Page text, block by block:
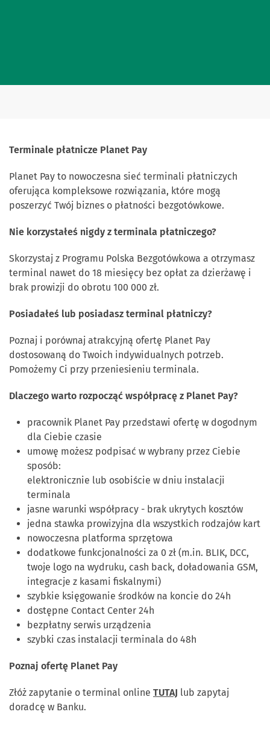
Terminale płatnicze Planet Pay
Planet Pay to nowoczesna sieć terminali płatniczych
oferująca kompleksowe rozwiązania, które mogą
poszerzyć Twój biznes o płatności bezgotówkowe.
Nie korzystałeś nigdy z terminala płatniczego?
Skorzystaj z Programu Polska Bezgotówkowa a otrzymasz
terminal nawet do 18 miesięcy bez opłat za dzierżawę i
brak prowizji do obrotu 100 000 zł.
Posiadałeś lub posiadasz terminal płatniczy?
Poznaj i porównaj atrakcyjną ofertę Planet Pay
dostosowaną do Twoich indywidualnych potrzeb.
Pomożemy Ci przy przeniesieniu terminala.
Dlaczego warto rozpocząć współpracę z Planet Pay?
pracownik Planet Pay przedstawi ofertę w dogodnym
dla Ciebie czasie
umowę możesz podpisać w wybrany przez Ciebie
sposób:
elektronicznie lub osobiście w dniu instalacji
terminala
jasne warunki współpracy - brak ukrytych kosztów
jedna stawka prowizyjna dla wszystkich rodzajów kart
nowoczesna platforma sprzętowa
dodatkowe funkcjonalności za 0 zł (m.in. BLIK, DCC,
twoje logo na wydruku, cash back, doładowania GSM,
integracje z kasami fiskalnymi)
szybkie księgowanie środków na koncie do 24h
dostępne Contact Center 24h
bezpłatny serwis urządzenia
szybki czas instalacji terminala do 48h
Poznaj ofertę Planet Pay
Złóż zapytanie o terminal online TUTAJ lub zapytaj
doradcę w Banku.